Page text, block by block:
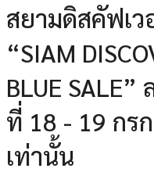
สยามดิสคัฟเว
“SIAM
BLUE
ที่ 18 - 19 กร
เท่านั้น